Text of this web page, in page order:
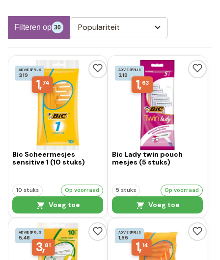
Filteren op 30 Populariteit
ADVIESPRIJS
3,19
1,74
Bic Scheermesjes
sensitive 1 (10 stuks)
10 stuks Op voorraad
Voeg toe
ADVIESPRIJS
3,19
1,63
Bic Lady twin pouch
mesjes (5 stuks)
5 stuks Op voorraad
Voeg toe
ADVIESPRIJS
5,48
3,81
ADVIESPRIJS
1,55
1,14